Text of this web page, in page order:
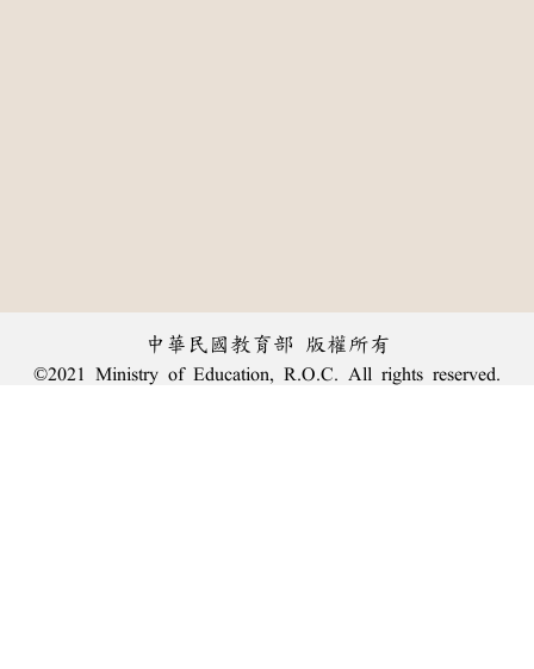
中華民國教育部 版權所有
©2021 Ministry of Education, R.O.C. All rights reserved.